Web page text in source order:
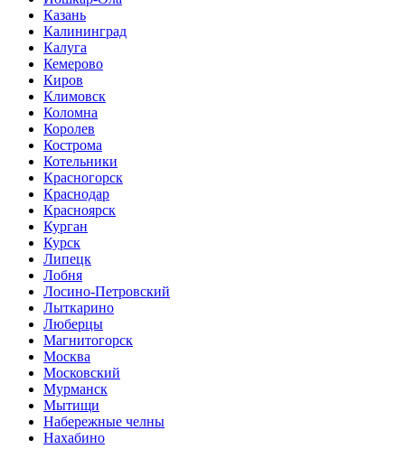
Казань
Калининград
Калуга
Кемерово
Киров
Климовск
Коломна
Королев
Кострома
Котельники
Красногорск
Краснодар
Красноярск
Курган
Курск
Липецк
Лобня
Лосино-Петровский
Лыткарино
Люберцы
Магнитогорск
Москва
Московский
Мурманск
Мытищи
Набережные челны
Нахабино